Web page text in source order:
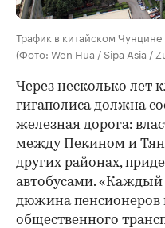
Трафик в китайском Чунцине
(Фото: Wen Hua / Sipa Asia /
Через несколько лет
гигаполиса должна
железная дорога:
между Пекином и
других районах,
автобусами. «Каждый
дюжина пенсионеров
общественного